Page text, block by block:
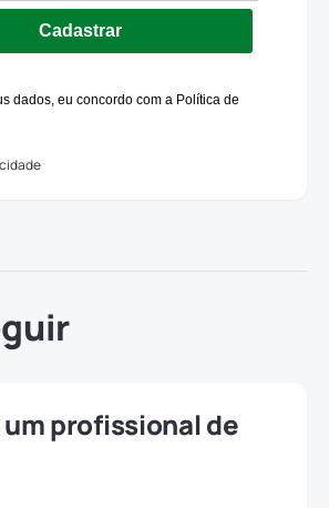
Cadastrar
dados, eu concordo com a Política de
um profissional de